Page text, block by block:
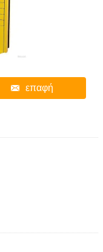
επαφή